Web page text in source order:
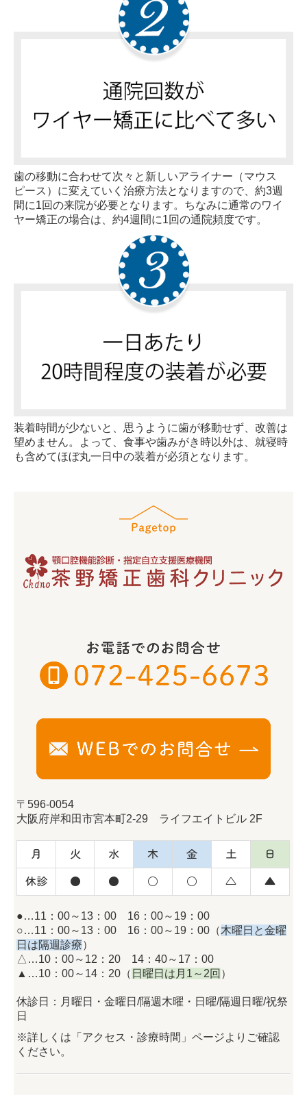
歯の移動に合わせて次々と新しいアライナー（マウス
ピース）に変えていく治療方法となりますので、約3週
間に1回の来院が必要となります。ちなみに通常のワイ
ヤー矯正の場合は、約4週間に1回の通院頻度です。
装着時間が少ないと、思うように歯が移動せず、改善は
望めません。よって、食事や歯みがき時以外は、就寝時
も含めてほぼ丸一日中の装着が必須となります。
〒596-0054
大阪府岸和田市宮本町2-29 ライフエイトビル 2F
月 火 水 木 金 土
日
休診
● ● ○ ○ △ ▲
●…11：00～13：00 16：00～19：00
○…11：00～13：00 16：00～19：00（木曜日と金曜
日は隔週診療）
△…10：00～12：20 14：40～17：00
▲…10：00～14：20（ 日曜日は月1～2回 ）
休診日：月曜日・金曜日/隔週木曜・日曜/隔週日曜/祝祭
日
※詳しくは「アクセス・診療時間」ページよりご確認
ください。